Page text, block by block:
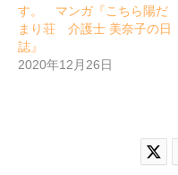
す。 マンガ『こちら陽だ
まり荘 介護士 美奈子の日
誌』
2020年12月26日
